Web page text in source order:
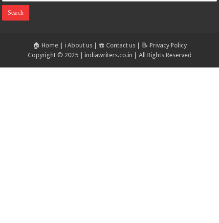
🏠 Home| ℹ️ About us| ☎️ Contact us| 📝 Privacy Policy
Copyright © 2025 | indiawriters.co.in | All Rights Reserved